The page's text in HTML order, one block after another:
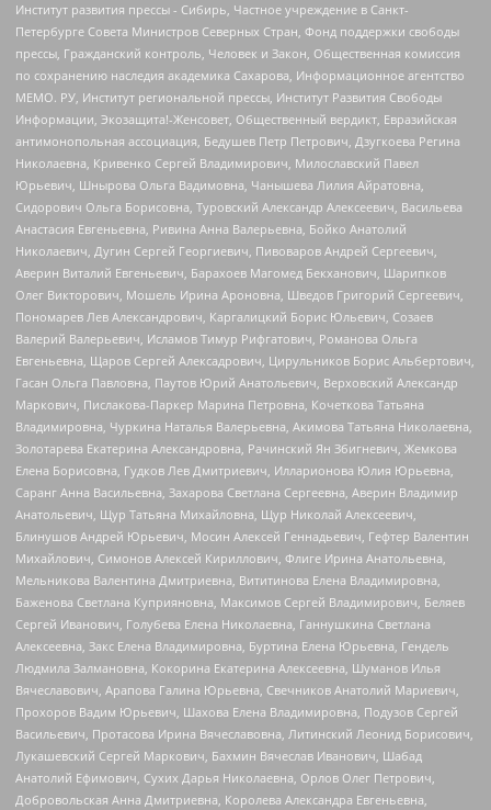
Институт развития прессы - Сибирь, Частное учреждение в Санкт-
Петербурге Совета Министров Северных Стран, Фонд поддержки свободы
прессы, Гражданский контроль, Человек и Закон, Общественная комиссия
по сохранению наследия академика Сахарова, Информационное агентство
МЕМО. РУ, Институт региональной прессы, Институт Развития Свободы
Информации, Экозащита!-Женсовет, Общественный вердикт, Евразийская
антимонопольная ассоциация, Бедушев Петр Петрович, Дзугкоева Регина
Николаевна, Кривенко Сергей Владимирович, Милославский Павел
Юрьевич, Шнырова Ольга Вадимовна, Чанышева Лилия Айратовна,
Сидорович Ольга Борисовна, Туровский Александр Алексеевич, Васильева
Анастасия Евгеньевна, Ривина Анна Валерьевна, Бойко Анатолий
Николаевич, Дугин Сергей Георгиевич, Пивоваров Андрей Сергеевич,
Аверин Виталий Евгеньевич, Барахоев Магомед Бекханович, Шарипков
Олег Викторович, Мошель Ирина Ароновна, Шведов Григорий Сергеевич,
Пономарев Лев Александрович, Каргалицкий Борис Юльевич, Созаев
Валерий Валерьевич, Исламов Тимур Рифгатович, Романова Ольга
Евгеньевна, Щаров Сергей Алексадрович, Цирульников Борис Альбертович,
Гасан Ольга Павловна, Паутов Юрий Анатольевич, Верховский Александр
Маркович, Пислакова-Паркер Марина Петровна, Кочеткова Татьяна
Владимировна, Чуркина Наталья Валерьевна, Акимова Татьяна Николаевна,
Золотарева Екатерина Александровна, Рачинский Ян Збигневич, Жемкова
Елена Борисовна, Гудков Лев Дмитриевич, Илларионова Юлия Юрьевна,
Саранг Анна Васильевна, Захарова Светлана Сергеевна, Аверин Владимир
Анатольевич, Щур Татьяна Михайловна, Щур Николай Алексеевич,
Блинушов Андрей Юрьевич, Мосин Алексей Геннадьевич, Гефтер Валентин
Михайлович, Симонов Алексей Кириллович, Флиге Ирина Анатольевна,
Мельникова Валентина Дмитриевна, Вититинова Елена Владимировна,
Баженова Светлана Куприяновна, Максимов Сергей Владимирович, Беляев
Сергей Иванович, Голубева Елена Николаевна, Ганнушкина Светлана
Алексеевна, Закс Елена Владимировна, Буртина Елена Юрьевна, Гендель
Людмила Залмановна, Кокорина Екатерина Алексеевна, Шуманов Илья
Вячеславович, Арапова Галина Юрьевна, Свечников Анатолий Мариевич,
Прохоров Вадим Юрьевич, Шахова Елена Владимировна, Подузов Сергей
Васильевич, Протасова Ирина Вячеславовна, Литинский Леонид Борисович,
Лукашевский Сергей Маркович, Бахмин Вячеслав Иванович, Шабад
Анатолий Ефимович, Сухих Дарья Николаевна, Орлов Олег Петрович,
Добровольская Анна Дмитриевна, Королева Александра Евгеньевна,